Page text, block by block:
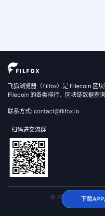
飞狐浏览器（Filfox）是 Filecoin 区
Filecoin 的各类排行、区块链数据查
联系方式: contact@filfox.io
扫码进交流群
© 2020 FilFox下载